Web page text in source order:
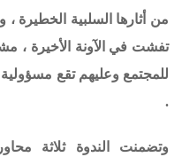
من أثارها السلبية الخطيرة ،
تفشت في الآونة الأخيرة ،
للمجتمع وعليهم تقع
.
وتضمنت الندوة ثلاثة